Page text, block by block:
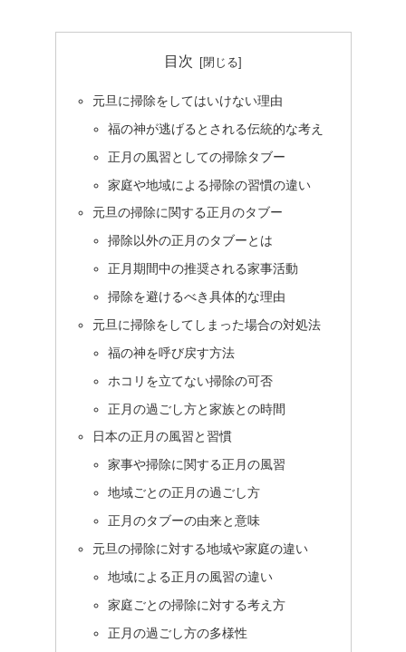
目次
元旦に掃除をしてはいけない理由
福の神が逃げるとされる伝統的な考え
正月の風習としての掃除タブー
家庭や地域による掃除の習慣の違い
元旦の掃除に関する正月のタブー
掃除以外の正月のタブーとは
正月期間中の推奨される家事活動
掃除を避けるべき具体的な理由
元旦に掃除をしてしまった場合の対処法
福の神を呼び戻す方法
ホコリを立てない掃除の可否
正月の過ごし方と家族との時間
日本の正月の風習と習慣
家事や掃除に関する正月の風習
地域ごとの正月の過ごし方
正月のタブーの由来と意味
元旦の掃除に対する地域や家庭の違い
地域による正月の風習の違い
家庭ごとの掃除に対する考え方
正月の過ごし方の多様性